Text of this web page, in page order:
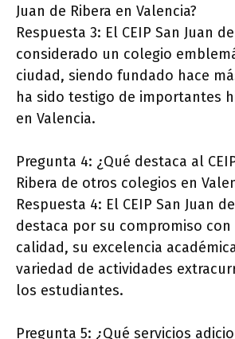
Juan de Ribera en Valencia?
Respuesta 3: El CEIP San Juan
considerado un colegio
ciudad, siendo fundado hace
ha sido testigo de importantes
en Valencia.
Pregunta 4: ¿Qué destaca al
Ribera de otros colegios en
Respuesta 4: El CEIP San Juan
destaca por su compromiso
calidad, su excelencia
variedad de actividades
los estudiantes.
Pregunta 5: ¿Qué servicios